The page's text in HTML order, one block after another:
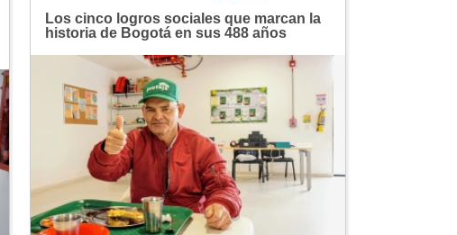
Los cinco logros sociales que marcan la
historia de Bogotá en sus 488 años